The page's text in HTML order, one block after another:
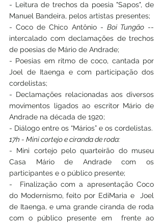
- Leitura de trechos da poesia "Sapos", de
Manuel Bandeira, pelos artistas presentes;
- Coco de Chico Antônio - Boi Tungão --
intercalado com declamações de trechos
de poesias de Mário de Andrade;
- Poesias em ritmo de coco, cantada por
Joel de Itaenga e com participação dos
cordelistas;
- Declamações relacionadas aos diversos
movimentos ligados ao escritor Mário de
Andrade na década de 1920;
- Diálogo entre os “Mários” e os cordelistas.
17h - Mini cortejo e ciranda de roda:
- Mini cortejo pelo quarteirão do museu
Casa Mário de Andrade com os
participantes e o público presente;
-  Finalização com a apresentação Coco
do Modernismo, feito por EdiMaria e  Joel
de Itaenga, e uma grande ciranda de roda
com o público presente em  frente ao